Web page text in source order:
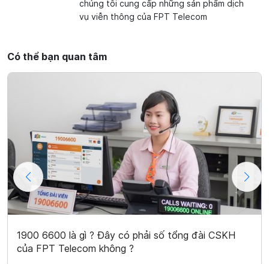
chúng tôi cung cấp những sản phẩm dịch
vụ viễn thông của FPT Telecom
Có thể bạn quan tâm
1900 6600 là gì ? Đây có phải số tổng đài CSKH
của FPT Telecom không ?